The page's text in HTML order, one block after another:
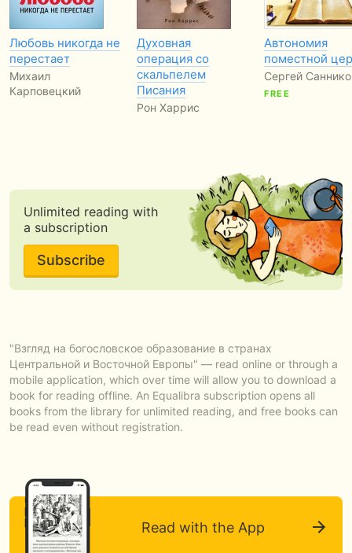
Любовь никогда не
перестает
Михаил
Карповецкий
Духовная
операция со
скальпелем
Писания
Рон Харрис
Автономия
поместной
Сергей
FREE
Unlimited reading with
a subscription
Subscribe
"Взгляд на богословское образование в странах
Центральной и Восточной Европы" — read online or through a
mobile application, which over time will allow you to download a
book for reading offline. An Equalibra subscription opens all
books from the library for unlimited reading, and free books can
be read even without registration.
Read with the App